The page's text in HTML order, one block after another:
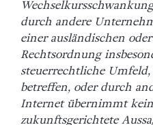
durch andere
einer ausländischen
Rechtsordnung
steuerrechtliche
betreffen, oder durch
Internet übernimmt
zukunftsgerichtete